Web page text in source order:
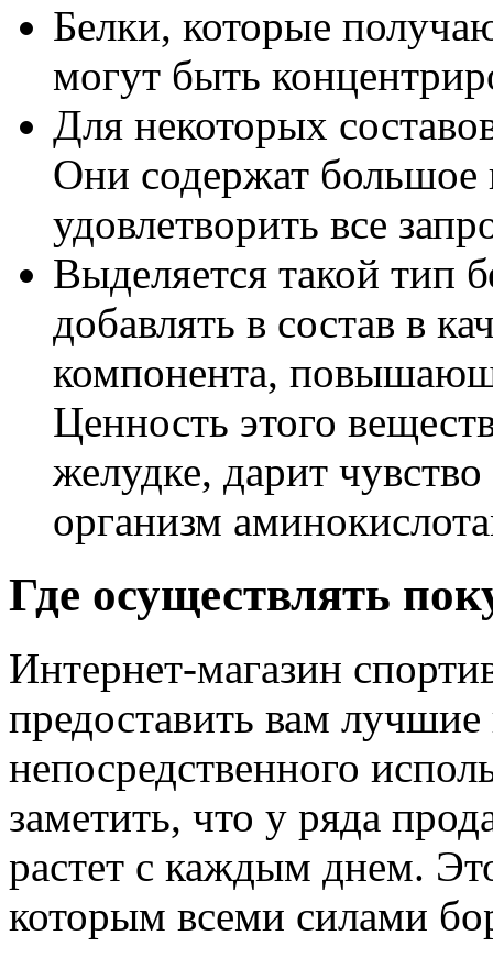
Белки, которые
могут быть
Для некоторых
Они содержат большое
удовлетворить все
Выделяется такой тип
добавлять в состав в
компонента,
Ценность этого
желудке, дарит
организм
Где осуществлять
Интернет-магазин
предоставить вам
непосредственного
заметить, что у ряда
растет с каждым днем.
которым всеми силами